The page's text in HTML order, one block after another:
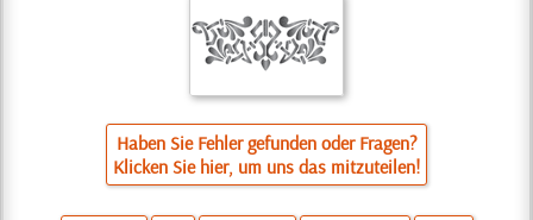
Haben Sie Fehler gefunden oder Fragen?
Klicken Sie hier, um uns das mitzuteilen!